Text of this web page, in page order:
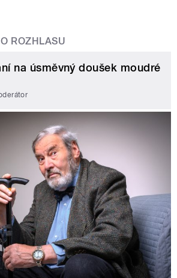
ROZHLASU
na úsměvný doušek moudré